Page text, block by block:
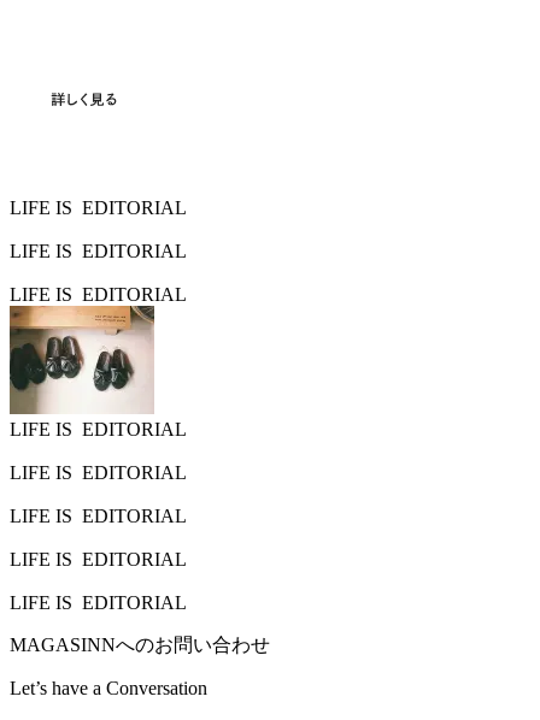
LIFE IS EDITORIAL
LIFE IS EDITORIAL
LIFE IS EDITORIAL
LIFE IS EDITORIAL
LIFE IS EDITORIAL
LIFE IS EDITORIAL
LIFE IS EDITORIAL
LIFE IS EDITORIAL
MAGASINNへのお問い合わせ
Let’s have a Conversation